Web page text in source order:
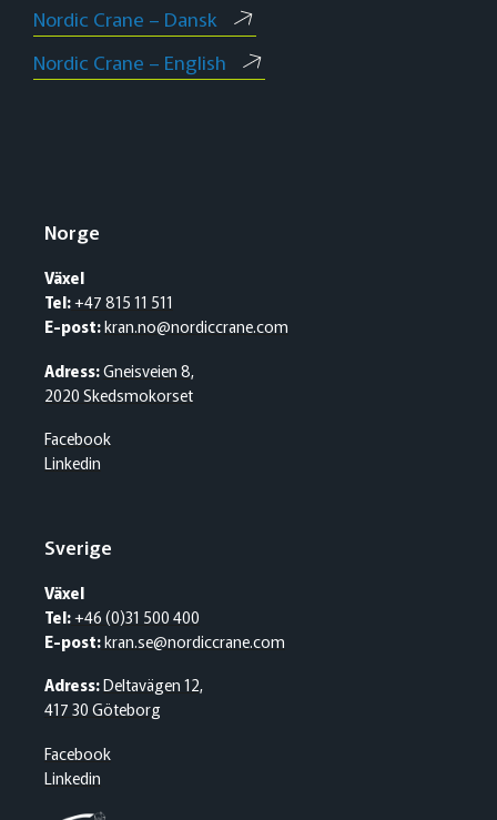
Nordic Crane – Dansk
Nordic Crane – English
Norge
Växel
Tel:+47 815 11 511
E-post:kran.no@nordiccrane.com
Adress:Gneisveien 8,
2020 Skedsmokorset
Facebook
Linkedin
Sverige
Växel
Tel:+46 (0)31 500 400
E-post:kran.se@nordiccrane.com
Adress:Deltavägen 12,
417 30 Göteborg
Facebook
Linkedin